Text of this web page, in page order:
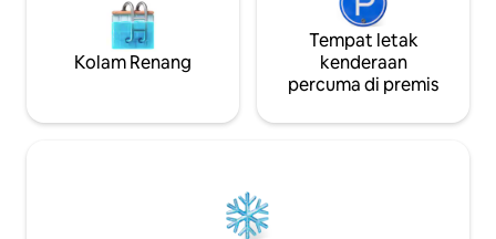
Kolam Renang
Tempat letak
kenderaan
percuma di premis